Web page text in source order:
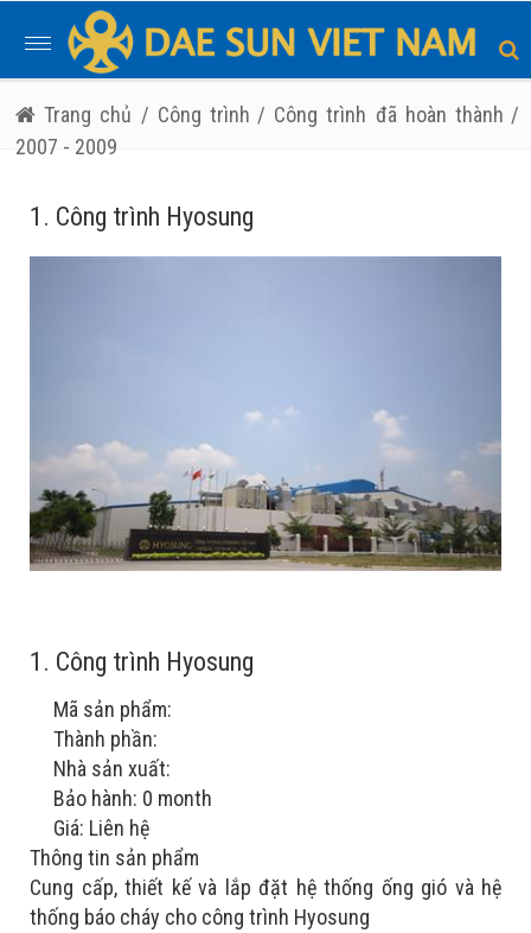
Toggle
navigation
Trang chủ / Công trình / Công trình đã hoàn thành /
2007 - 2009
1. Công trình Hyosung
1. Công trình Hyosung
Mã sản phẩm:
Thành phần:
Nhà sản xuất:
Bảo hành: 0 month
Giá: Liên hệ
Thông tin sản phẩm
Cung cấp, thiết kế và lắp đặt hệ thống ống gió và hệ
thống báo cháy cho công trình Hyosung